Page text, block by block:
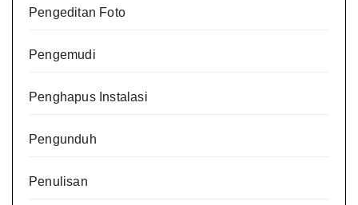
Pengeditan Foto
Pengemudi
Penghapus Instalasi
Pengunduh
Penulisan